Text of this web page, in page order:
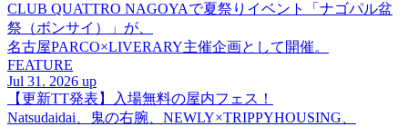
CLUB QUATTRO NAGOYAで夏祭りイベント「ナゴパル盆
祭（ボンサイ）」が、
名古屋PARCO×LIVERARY主催企画として開催。
FEATURE
Jul 31. 2026 up
【更新TT発表】入場無料の屋内フェス！
Natsudaidai、鬼の右腕、NEWLY×TRIPPYHOUSING、